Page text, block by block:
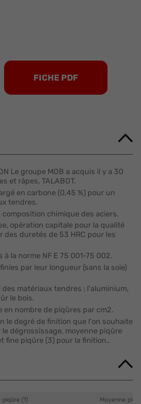
FICHE PDF
Le groupe MOB a acquis il y a 30
et râpes, TALABOT.
en carbone (0,45 %) pour un
tendres.
composition chimique des aciers.
opération capitale pour la qualité
des duretés de 53 HRC pour les
la norme NF E 75 001-75 002.
par leur longueur (sans la soie)
matériaux tendres : l'aluminium,
le bois.
en nombre de piqûres par cm2.
le degré de finition que l'on souhaite
dégrossissage, moyenne piqûre
fine piqûre (3) pour la finition..
piqûre (1) Moyenne